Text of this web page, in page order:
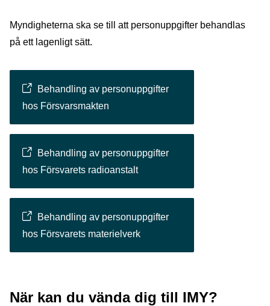
Myndigheterna ska se till att personuppgifter behandlas
på ett lagenligt sätt.
Behandling av personuppgifter
hos Försvarsmakten
Behandling av personuppgifter
hos Försvarets radioanstalt
Behandling av personuppgifter
hos Försvarets materielverk
När kan du vända dig till IMY?